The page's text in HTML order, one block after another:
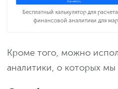
Бесплатный калькулятор для
финансовой аналитики для
Кроме того, можно
аналитики, о которых